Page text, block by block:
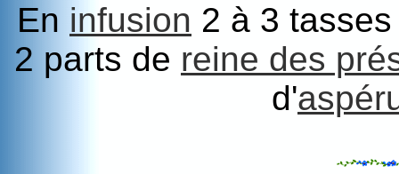
En infusion 2 à 3
2 parts de reine des
d'